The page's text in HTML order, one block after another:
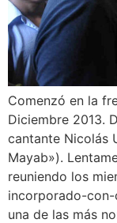
Comenzó en la
Diciembre 2013.
cantante Nicolás
Mayab»).
reuniendo los
incorporado-con-
una de las más